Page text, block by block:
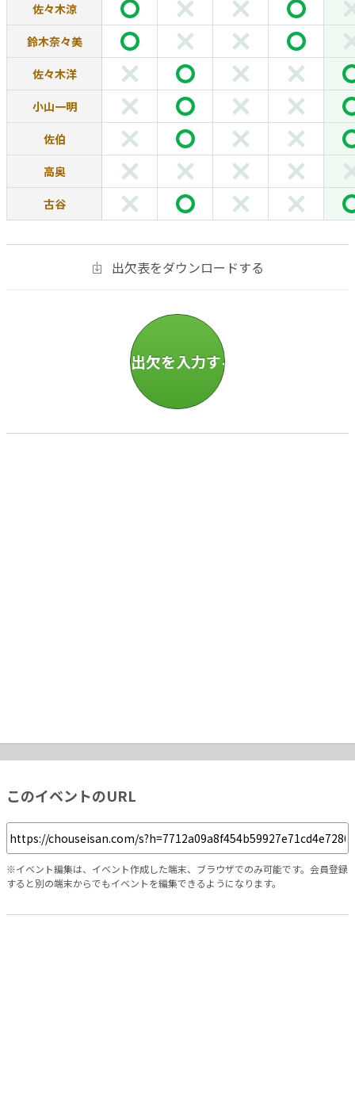
佐々木涼
鈴木奈々美
佐々木洋
小山一明
佐伯
高奥
古谷
出欠表をダウンロードする
このイベントのURL
※イベント編集は、イベント作成した端末、ブラウザでのみ可能です。会員登録
すると別の端末からでもイベントを編集できるようになります。